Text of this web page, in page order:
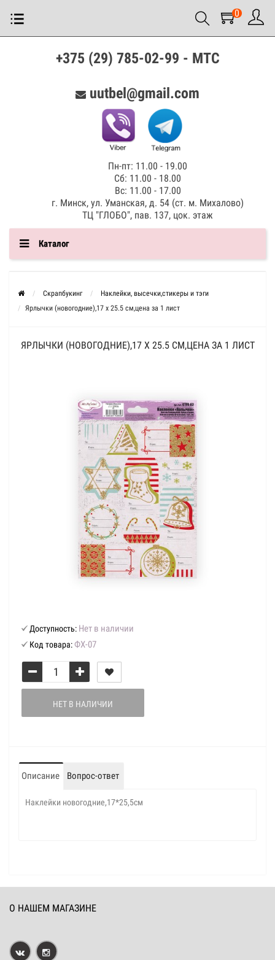
0
+375 (29) 785-02-99 - МТС
uutbel@gmail.com
Пн-пт: 11.00 - 19.00
Сб: 11.00 - 18.00
Вс: 11.00 - 17.00
г. Минск, ул. Уманская, д. 54 (ст. м. Михалово)
ТЦ "ГЛОБО", пав. 137, цок. этаж
Каталог
Скрапбукинг
Наклейки, высечки,стикеры и тэги
Ярлычки (новогодние),17 x 25.5 см,цена за 1 лист
ЯРЛЫЧКИ (НОВОГОДНИЕ),17 X 25.5 СМ,ЦЕНА ЗА 1 ЛИСТ
Доступность: Нет в наличии
Код товара:ФХ-07
НЕТ В НАЛИЧИИ
Описание Вопрос-ответ
Наклейки новогодние,17*25,5см
О НАШЕМ МАГАЗИНЕ